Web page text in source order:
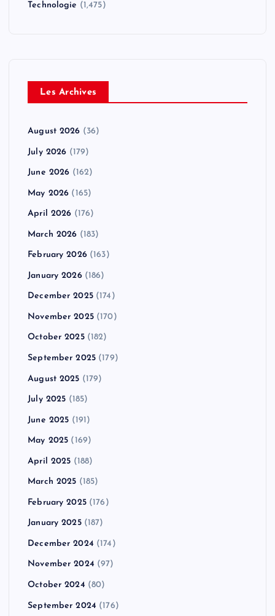
Technologie (1,475)
Les Archives
August 2026 (36)
July 2026 (179)
June 2026 (162)
May 2026 (165)
April 2026 (176)
March 2026 (183)
February 2026(163)
January 2026(186)
December 2025(174)
November 2025(170)
October 2025(182)
September 2025 (179)
August 2025 (179)
July 2025 (185)
June 2025 (191)
May 2025 (169)
April 2025 (188)
March 2025 (185)
February 2025(176)
January 2025(187)
December 2024 (174)
November 2024 (97)
October 2024 (80)
September 2024 (176)